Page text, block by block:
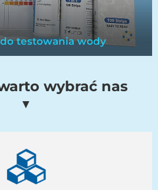
testowania wody
testowania wody
dla dokładnej oceny i
jakości wody.
w utrzymywaniu
warunków dla różnych
wybrać nas
▼